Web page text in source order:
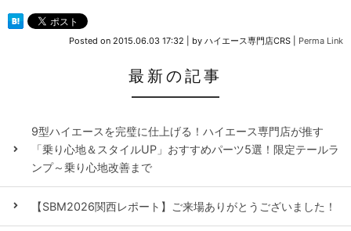
Posted on 2015.06.03 17:32 by ハイエース専門店CRS Perma Link
最新の記事
9型ハイエースを完璧に仕上げる！ハイエース専門店が推す
「乗り心地＆スタイルUP」おすすめパーツ5選！限定テールラ
ンプ～乗り心地改善まで
【SBM2026関西レポート】ご来場ありがとうございました！